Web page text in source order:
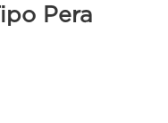
Pera